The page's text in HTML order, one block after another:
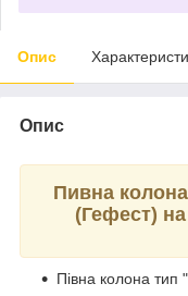
Опис
Опис
Пивна
(Гефест)
Півна колона тип